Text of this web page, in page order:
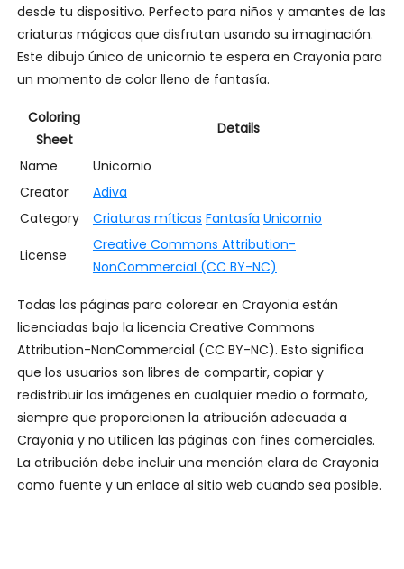
desde tu dispositivo. Perfecto para niños y amantes de las
criaturas mágicas que disfrutan usando su imaginación.
Este dibujo único de unicornio te espera en Crayonia para
un momento de color lleno de fantasía.
Coloring
Sheet
Details
Name
Unicornio
Creator
Adiva
Category
Criaturas míticas Fantasía Unicornio
License
Creative Commons Attribution-
NonCommercial (CC BY-NC)
Todas las páginas para colorear en Crayonia están
licenciadas bajo la licencia Creative Commons
Attribution-NonCommercial (CC BY-NC). Esto significa
que los usuarios son libres de compartir, copiar y
redistribuir las imágenes en cualquier medio o formato,
siempre que proporcionen la atribución adecuada a
Crayonia y no utilicen las páginas con fines comerciales.
La atribución debe incluir una mención clara de Crayonia
como fuente y un enlace al sitio web cuando sea posible.